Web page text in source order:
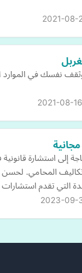
2021-08-
نفسك في الموارد
2021-08-16
إلى استشارة
المحامي.
التي تقدم استشارات
2023-09-